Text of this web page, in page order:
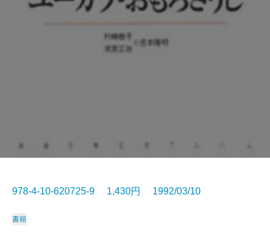
978-4-10-620725-9 1,430円 1992/03/10
書籍